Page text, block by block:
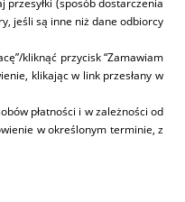
(sposób dostarczenia
jeśli są inne niż dane odbiorcy
kliknąć przycisk “Zamawiam
klikając w link przesłany w
płatności i w zależności od
w określonym terminie, z